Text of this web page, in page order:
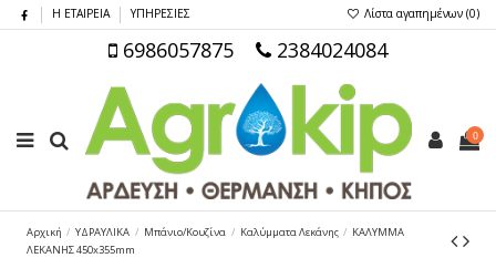
Η ΕΤΑΙΡΕΙΑ ΥΠΗΡΕΣΙΕΣ Λίστα αγαπημένων (0)
6986057875 2384024084
0
Αρχική ΥΔΡΑΥΛΙΚΑ Μπάνιο/Κουζίνα Καλύμματα Λεκάνης
ΚΑΛΥΜΜΑ
ΛΕΚΑΝΗΣ 450x355mm